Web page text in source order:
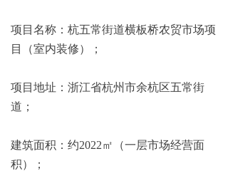
项目名称：杭五常街道横板桥农贸市场项
目（室内装修）；
项目地址：浙江省杭州市余杭区五常街
道；
建筑面积：约2022㎡（一层市场经营面
积）；